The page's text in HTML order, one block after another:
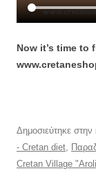
Now it’s time
Δημοσιεύτηκε στην
- Cretan diet,
Cretan Village